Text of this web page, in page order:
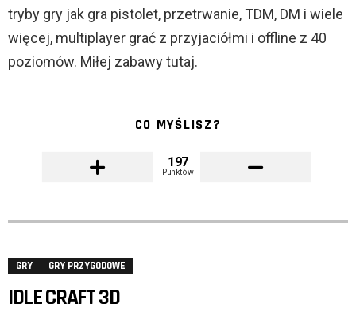
tryby gry jak gra pistolet, przetrwanie, TDM, DM i wiele
więcej, multiplayer grać z przyjaciółmi i offline z 40
poziomów. Miłej zabawy tutaj.
CO MYŚLISZ?
197
Punktów
GRY GRY PRZYGODOWE
IDLE CRAFT 3D